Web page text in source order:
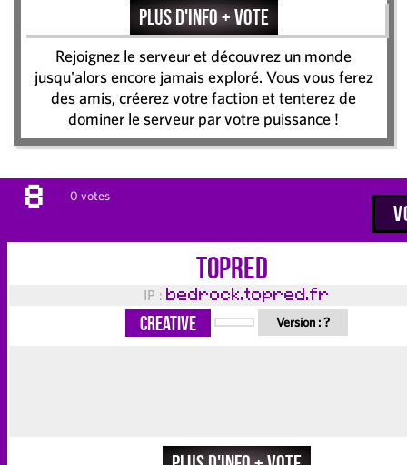
Plus d'info + vote
Rejoignez le serveur et découvrez un monde
jusqu'alors encore jamais exploré. Vous vous ferez
des amis, créerez votre faction et tenterez de
dominer le serveur par votre puissance !
8 0 votes
Topred
IP : bedrock.topred.fr
Creative Version :?